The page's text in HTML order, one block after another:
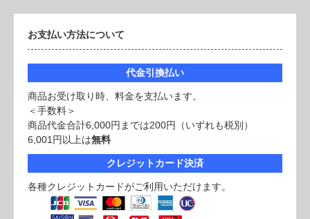
お支払い方法について
代金引換払い
商品お受け取り時、料金を支払います。
＜手数料＞
商品代金合計6,000円までは200円（いずれも税別）
6,001円以上は無料
クレジットカード決済
各種クレジットカードがご利用いただけます。